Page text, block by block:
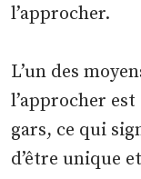
l’approcher.
L’un des
l’approcher
gars, ce qui
d’être unique